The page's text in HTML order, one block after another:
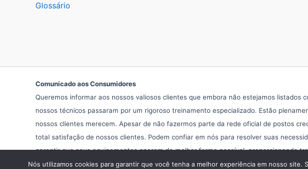
Glossário
Comunicado aos Consumidores
Queremos informar aos nossos valiosos clientes que embora não estejamos
nossos técnicos passaram por um rigoroso treinamento especializado. Estão
nossos clientes merecem. Apesar de não fazermos parte da rede oficial de postos
total satisfação de nossos clientes. Podem confiar em nós para resolver suas
garantir que seus equipamentos operem da melhor forma possível, proporcionando
Copyright ©
Nós utilizamos cookies para garantir que você tenha a melhor experiência em nosso